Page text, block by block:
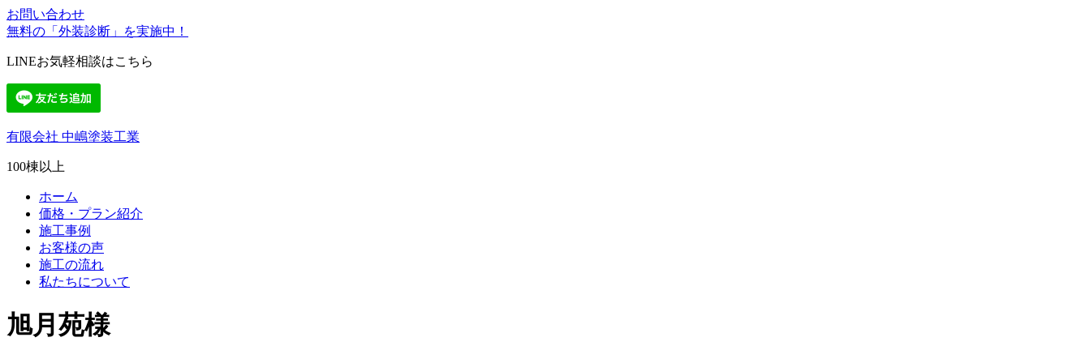
お問い合わせ
無料の「外装診断」を実施中！
LINEお気軽相談はこちら
有限会社 中嶋塗装工業
100棟以上
ホーム
価格・プラン紹介
施工事例
お客様の声
施工の流れ
私たちについて
旭月苑様